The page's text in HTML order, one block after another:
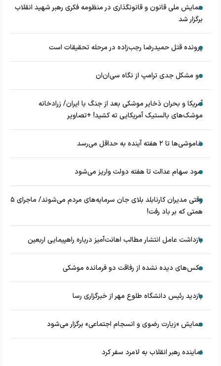
همایش ملی قانون و قانونگذاری در منظومه فکری رهبر شهید انقلاب
برگزار شد
پرونده قتل حمیدرضا رجب‌زاده در مرحله تحقیقات است
دو مشکل جدی ترامپ از نگاه سی‌ان‌ان
آمریکا و بحران ذخایر موشکی بعد از جنگ با ایران/ زرادخانه
موشک‌های بالستیک آمریکایی ته کشید! +تصاویر
خاموشی‌ها تا ۲ هفته آینده به حداقل می‌رسد
سود سهام عدالت تا هفته دولت واریز می‌شود
وقتی مدیران کارنابلد بلای جان سرمایه‌های مردم می‌شوند/ ماجرای ۵
همتی که بر باد رفت!
بازداشت عامل انتشار مطالب اهانت‌آمیز درباره راهپیمایی اربعین
عکس‌های دیده نشده از رفاقت دو فرمانده‌ موشکی
بازدید رئیس دانشگاه طلوع مهر از خبرگزاری رسا
همایش «زیارت رضوی و انسجام اجتماعی» برگزار می‌شود
نماینده رهبر انقلاب به لامرد سفر کرد